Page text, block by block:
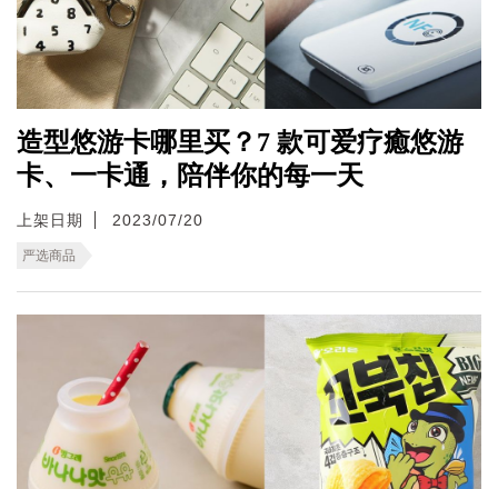
造型悠游卡哪里买？7 款可爱疗癒悠游
卡、一卡通，陪伴你的每一天
上架日期 2023/07/20
严选商品